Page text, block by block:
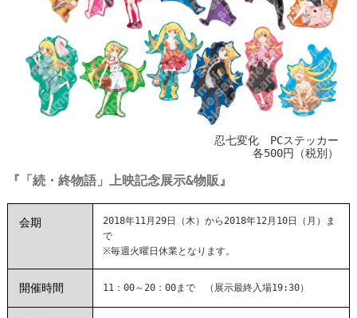
忍七変化 PCステッカー
各500円（税別）
『「続・終物語」上映記念展示&物販』
会期
2018年11月29日（木）から2018年12月10日（月）ま
で
※毎週火曜日休業となります。
開催時間 11：00～20：00まで （展示最終入場19:30）